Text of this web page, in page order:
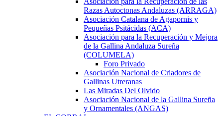
Razas Autoctonas Andaluzas (ARRAGA)
Asociación Catalana de Agapornis y
Pequeñas Psitácidas (ACA)
Asociación para la Recuperación y Mejora
de la Gallina Andaluza Sureña
(COLUMELA)
Foro Privado
Asociación Nacional de Criadores de
Gallinas Utreranas
Las Miradas Del Olvido
Asociación Nacional de la Gallina Sureña
y Ornamentales (ANGAS)